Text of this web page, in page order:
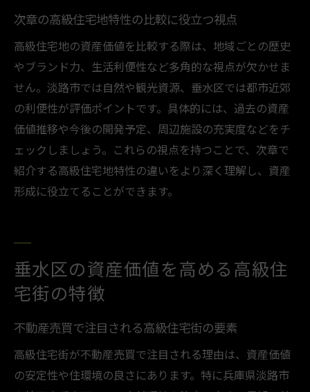
次章の高級住宅地特性の比較に役立つ視点
高級住宅地の資産価値を比較する際は、地域ごとの歴史
やブランド力、生活利便性など多角的な視点が欠かせま
せん。淡路市では自然や観光資源、垂水区では都市近郊
の利便性が評価ポイントです。具体的には、過去の資産
価値推移や今後の開発予定、周辺施設の充実度などをチ
ェックしましょう。これらの視点を持つことで、次章で
紹介する高級住宅地特性の違いをより深く理解し、資産
形成に役立てることができます。
垂水区の資産価値を高める高級住
宅街の特徴
不動産売買で注目される高級住宅街の要素
高級住宅街が不動産売買で注目される理由は、資産価値
の安定性や住環境の良さにあります。特に兵庫県淡路市